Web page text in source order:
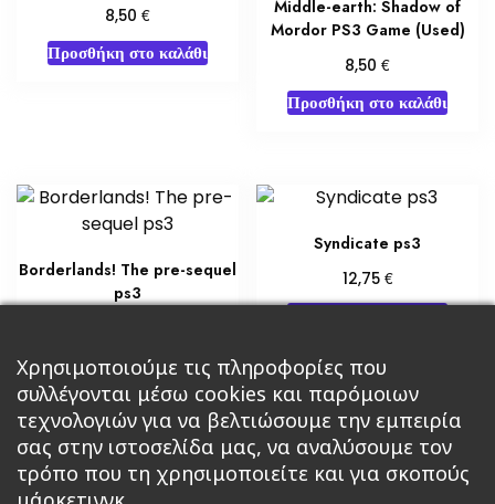
8,50 €
Προσθήκη στο καλάθι
Middle-earth: Shadow of
Mordor PS3 Game (Used)
8,50€
Προσθήκη στο καλάθι
Borderlands! The pre-sequel
ps3
Προσθήκη στο καλάθι
Syndicate ps3
12,75 €
Χρησιμοποιούμε τις πληροφορίες που
συλλέγονται μέσω cookies και παρόμοιων
τεχνολογιών για να βελτιώσουμε την εμπειρία
σας στην ιστοσελίδα μας, να αναλύσουμε τον
τρόπο που τη χρησιμοποιείτε και για σκοπούς